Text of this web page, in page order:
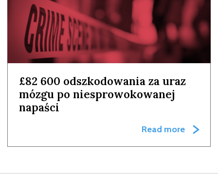
£82 600 odszkodowania za uraz
mózgu po niesprowokowanej
napaści
Read more